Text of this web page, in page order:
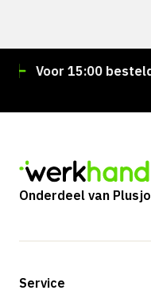
Voor 15:00 besteld
Onderdeel van
Service